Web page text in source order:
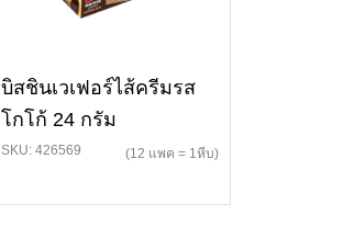
บิสชินเวเฟอร์ไส้ครีมรส
โกโก้ 24 กรัม
SKU: 426569 (12 แพค = 1หีบ)